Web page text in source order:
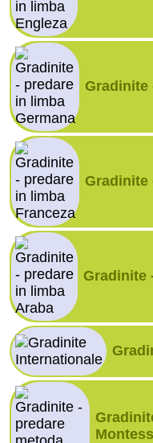
Gradinite
Gradinite
Gradinite